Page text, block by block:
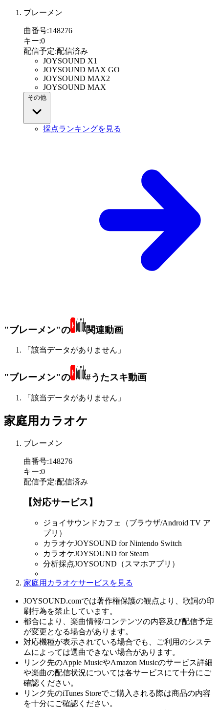
ブレーメン
曲番号:148276
キー:0
配信予定:配信済み
JOYSOUND X1
JOYSOUND MAX GO
JOYSOUND MAX2
JOYSOUND MAX
その他
採点ランキングを見る
"ブレーメン"の 関連動画
「該当データがありません」
"ブレーメン"の #うたスキ動画
「該当データがありません」
家庭用カラオケ
ブレーメン
曲番号:148276
キー:0
配信予定:配信済み
【対応サービス】
ジョイサウンドカフェ（ブラウザ/Android TV ア
プリ）
カラオケJOYSOUND for Nintendo Switch
カラオケJOYSOUND for Steam
分析採点JOYSOUND（スマホアプリ）
家庭用カラオケサービスを見る
JOYSOUND.comでは著作権保護の観点より、歌詞の印
刷行為を禁止しています。
都合により、楽曲情報/コンテンツの内容及び配信予定
が変更となる場合があります。
対応機種が表示されている場合でも、ご利用のシステ
ムによっては選曲できない場合があります。
リンク先のApple MusicやAmazon Musicのサービス詳細
や楽曲の配信状況については各サービスにて十分にご
確認ください。
リンク先のiTunes Storeでご購入される際は商品の内容
を十分にご確認ください。